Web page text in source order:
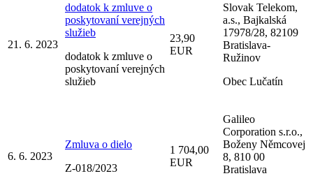
21. 6. 2023
dodatok k zmluve o
poskytovaní verejných
služieb
dodatok k zmluve o
poskytovaní verejných
služieb
23,90
EUR
Slovak Telekom,
a.s., Bajkalská
17978/28, 82109
Bratislava-
Ružinov
Obec Lučatín
6. 6. 2023
Zmluva o dielo
Z-018/2023
1 704,00
EUR
Galileo
Corporation s.r.o.,
Boženy Němcovej
8, 810 00
Bratislava